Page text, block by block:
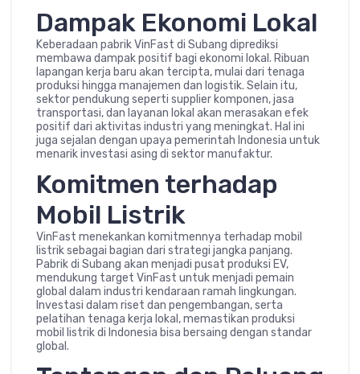
Dampak Ekonomi Lokal
Keberadaan pabrik VinFast di Subang diprediksi
membawa dampak positif bagi ekonomi lokal. Ribuan
lapangan kerja baru akan tercipta, mulai dari tenaga
produksi hingga manajemen dan logistik. Selain itu,
sektor pendukung seperti supplier komponen, jasa
transportasi, dan layanan lokal akan merasakan efek
positif dari aktivitas industri yang meningkat. Hal ini
juga sejalan dengan upaya pemerintah Indonesia untuk
menarik investasi asing di sektor manufaktur.
Komitmen terhadap
Mobil Listrik
VinFast menekankan komitmennya terhadap mobil
listrik sebagai bagian dari strategi jangka panjang.
Pabrik di Subang akan menjadi pusat produksi EV,
mendukung target VinFast untuk menjadi pemain
global dalam industri kendaraan ramah lingkungan.
Investasi dalam riset dan pengembangan, serta
pelatihan tenaga kerja lokal, memastikan produksi
mobil listrik di Indonesia bisa bersaing dengan standar
global.